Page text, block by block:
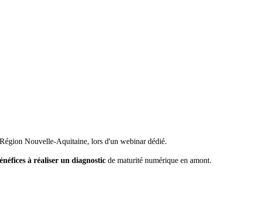
Nouvelle-Aquitaine, lors d'un webinar dédié.
à réaliser un diagnostic de maturité numérique en amont.